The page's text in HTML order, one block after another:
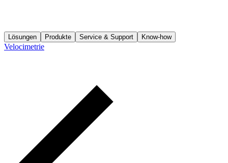
Lösungen Produkte Service & Support Know-how
Velocimetrie